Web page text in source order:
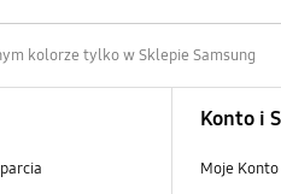
kolorze tylko w Sklepie Samsung
Konto i
Moje Konto